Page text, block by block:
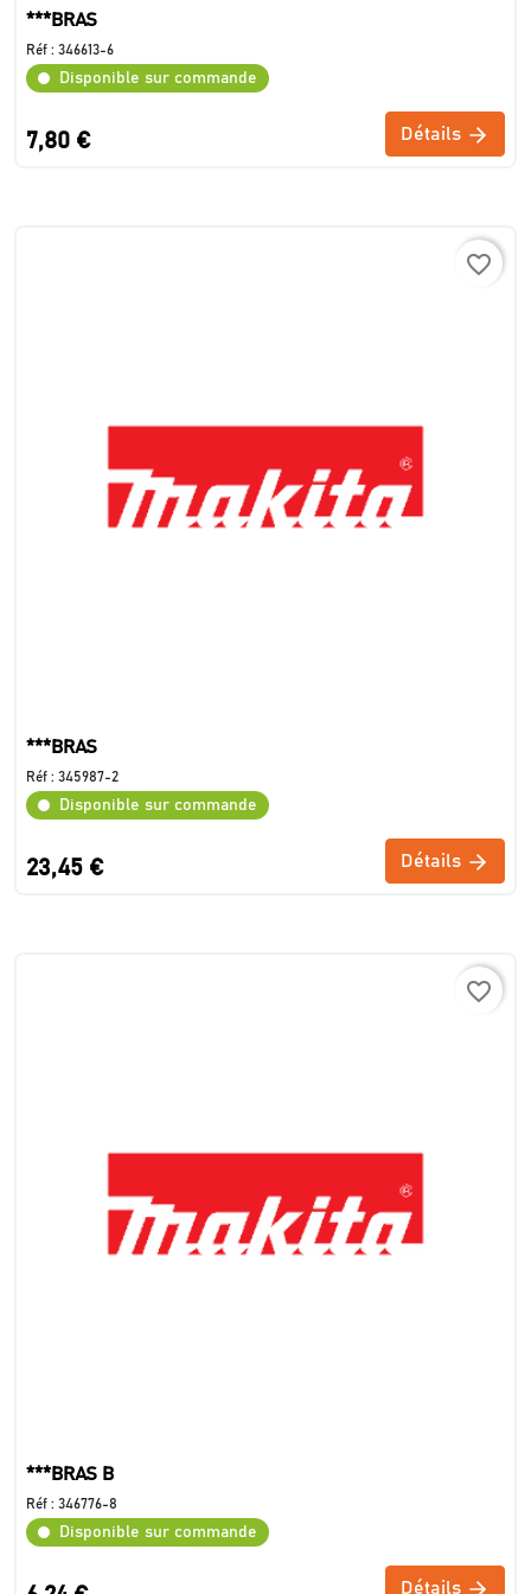
***BRAS
Réf : 346613-6
Disponible sur commande
7,80 € Détails
favorite_border
***BRAS
Réf : 345987-2
Disponible sur commande
23,45 € Détails
favorite_border
***BRAS B
Réf : 346776-8
Disponible sur commande
Détails